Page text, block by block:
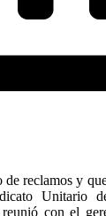
de reclamos y
Unitario
con el